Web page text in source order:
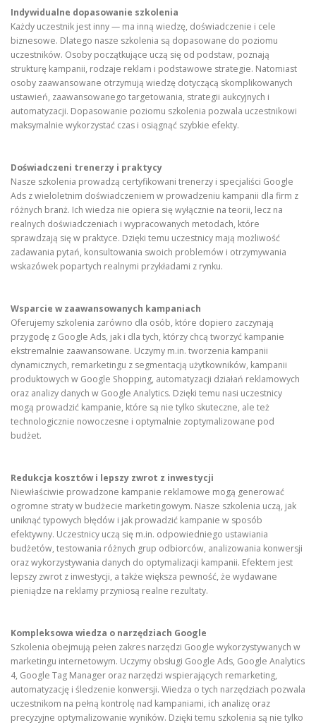
Indywidualne dopasowanie szkolenia
Każdy uczestnik jest inny — ma inną wiedzę, doświadczenie i cele
biznesowe. Dlatego nasze szkolenia są dopasowane do poziomu
uczestników. Osoby początkujące uczą się od podstaw, poznają
strukturę kampanii, rodzaje reklam i podstawowe strategie. Natomiast
osoby zaawansowane otrzymują wiedzę dotyczącą skomplikowanych
ustawień, zaawansowanego targetowania, strategii aukcyjnych i
automatyzacji. Dopasowanie poziomu szkolenia pozwala uczestnikowi
maksymalnie wykorzystać czas i osiągnąć szybkie efekty.
Doświadczeni trenerzy i praktycy
Nasze szkolenia prowadzą certyfikowani trenerzy i specjaliści Google
Ads z wieloletnim doświadczeniem w prowadzeniu kampanii dla firm z
różnych branż. Ich wiedza nie opiera się wyłącznie na teorii, lecz na
realnych doświadczeniach i wypracowanych metodach, które
sprawdzają się w praktyce. Dzięki temu uczestnicy mają możliwość
zadawania pytań, konsultowania swoich problemów i otrzymywania
wskazówek popartych realnymi przykładami z rynku.
Wsparcie w zaawansowanych kampaniach
Oferujemy szkolenia zarówno dla osób, które dopiero zaczynają
przygodę z Google Ads, jak i dla tych, którzy chcą tworzyć kampanie
ekstremalnie zaawansowane. Uczymy m.in. tworzenia kampanii
dynamicznych, remarketingu z segmentacją użytkowników, kampanii
produktowych w Google Shopping, automatyzacji działań reklamowych
oraz analizy danych w Google Analytics. Dzięki temu nasi uczestnicy
mogą prowadzić kampanie, które są nie tylko skuteczne, ale też
technologicznie nowoczesne i optymalnie zoptymalizowane pod
budżet.
Redukcja kosztów i lepszy zwrot z inwestycji
Niewłaściwie prowadzone kampanie reklamowe mogą generować
ogromne straty w budżecie marketingowym. Nasze szkolenia uczą, jak
uniknąć typowych błędów i jak prowadzić kampanie w sposób
efektywny. Uczestnicy uczą się m.in. odpowiedniego ustawiania
budżetów, testowania różnych grup odbiorców, analizowania konwersji
oraz wykorzystywania danych do optymalizacji kampanii. Efektem jest
lepszy zwrot z inwestycji, a także większa pewność, że wydawane
pieniądze na reklamy przyniosą realne rezultaty.
Kompleksowa wiedza o narzędziach Google
Szkolenia obejmują pełen zakres narzędzi Google wykorzystywanych w
marketingu internetowym. Uczymy obsługi Google Ads, Google Analytics
4, Google Tag Manager oraz narzędzi wspierających remarketing,
automatyzację i śledzenie konwersji. Wiedza o tych narzędziach pozwala
uczestnikom na pełną kontrolę nad kampaniami, ich analizę oraz
precyzyjne optymalizowanie wyników. Dzięki temu szkolenia są nie tylko